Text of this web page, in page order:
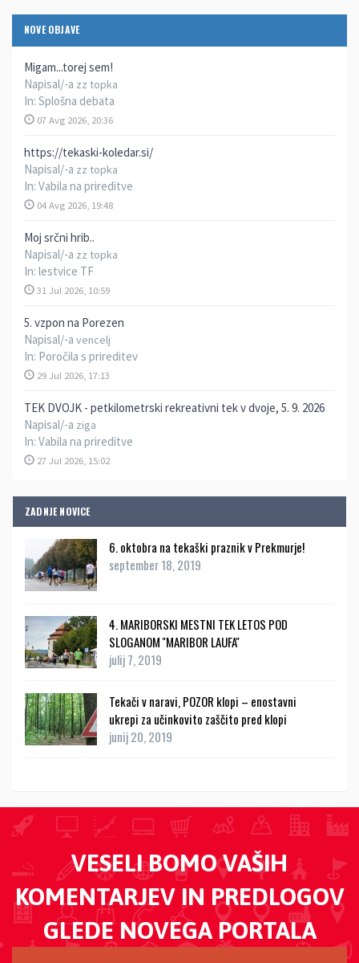
NOVE OBJAVE
Migam...torej sem!
Napisal/-a zz topka
In: Splošna debata
07 Avg 2026, 20:36
https://tekaski-koledar.si/
Napisal/-a zz topka
In: Vabila na prireditve
04 Avg 2026, 19:48
Moj srčni hrib..
Napisal/-a zz topka
In: lestvice TF
31 Jul 2026, 10:59
5. vzpon na Porezen
Napisal/-a vencelj
In: Poročila s prireditev
29 Jul 2026, 17:13
TEK DVOJK - petkilometrski rekreativni tek v dvoje, 5. 9. 2026
Napisal/-a ziga
In: Vabila na prireditve
27 Jul 2026, 15:02
ZADNJE NOVICE
6. oktobra na tekaški praznik v Prekmurje!
september 18, 2019
4. MARIBORSKI MESTNI TEK LETOS POD
SLOGANOM ''MARIBOR LAUFA''
julij 7, 2019
Tekači v naravi, POZOR klopi – enostavni
ukrepi za učinkovito zaščito pred klopi
junij 20, 2019
VESELI BOMO VAŠIH
KOMENTARJEV IN PREDLOGOV
GLEDE NOVEGA PORTALA